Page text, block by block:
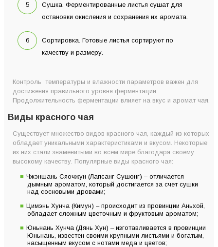
Сушка. Ферментированные листья сушат для
остановки окисления и сохранения их аромата.
Сортировка. Готовые листья сортируют по
качеству и размеру.
Контроль температуры и влажности параметров важен для
достижения правильного уровня ферментации.
Продолжительность ферментации влияет на вкус и аромат чая.
Виды красного чая
Существует множество видов красного чая, каждый из которых
обладает уникальными характеристиками и вкусом. Некоторые
из них стали знаменитыми во всем мире благодаря своему
высокому качеству. Популярные виды красного чая:
Чжэншань Сяочжун (Лапсанг Сушонг) – отличается
дымным ароматом, который достигается за счет сушки
над сосновыми дровами;
Цимэнь Хунча (Кимун) – происходит из провинции Аньхой,
обладает сложным цветочным и фруктовым ароматом;
Юньнань Хунча (Дянь Хун) – изготавливается в провинции
Юньнань, известен своими крупными листьями и богатым,
насыщенным вкусом с нотами меда и цветов;